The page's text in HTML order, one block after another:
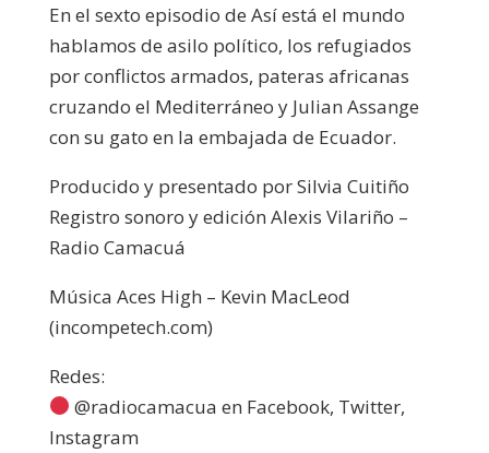
En el sexto episodio de Así está el mundo
hablamos de asilo político, los refugiados
por conflictos armados, pateras africanas
cruzando el Mediterráneo y Julian Assange
con su gato en la embajada de Ecuador.
Producido y presentado por Silvia Cuitiño
Registro sonoro y edición Alexis Vilariño –
Radio Camacuá
Música Aces High – Kevin MacLeod
(incompetech.com)
Redes:
@radiocamacua en Facebook, Twitter,
Instagram